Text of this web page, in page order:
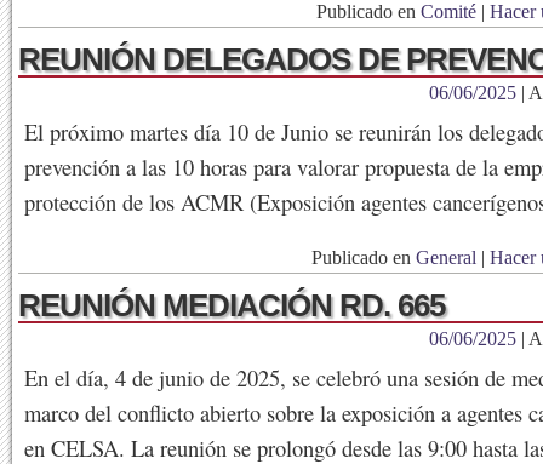
Publicado en Comité | Hacer
REUNIÓN DELEGADOS DE
06/06/2025 |
El próximo martes día 10 de Junio se reunirán los
prevención a las 10 horas para valorar propuesta de la
protección de los ACMR (Exposición agentes
Publicado en General | Hacer
REUNIÓN MEDIACIÓN RD. 665
06/06/2025 |
En el día, 4 de junio de 2025, se celebró una sesión de
marco del conflicto abierto sobre la exposición a agentes
en CELSA. La reunión se prolongó desde las 9:00 hasta